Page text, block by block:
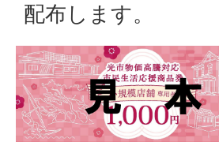
配布します。